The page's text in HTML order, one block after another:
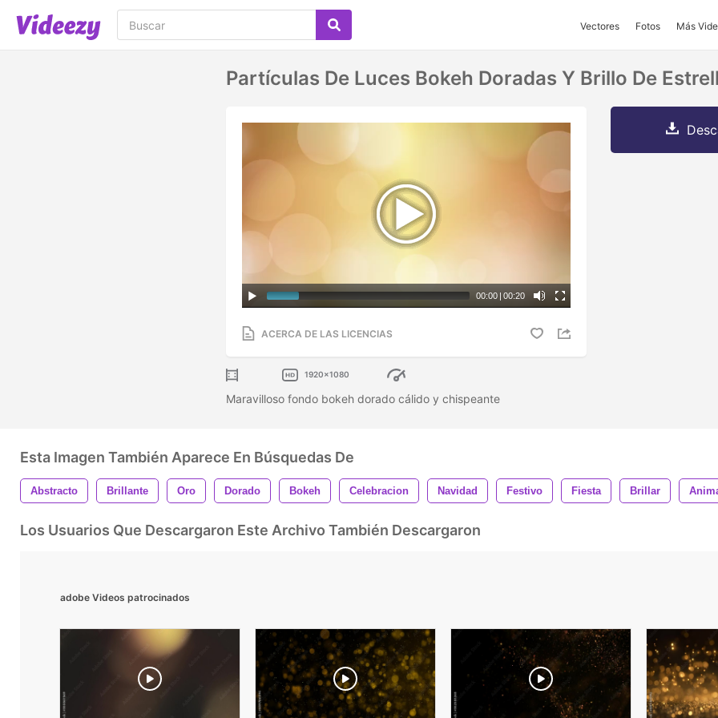
Vectores Fotos Más
Partículas De Luces Bokeh Doradas Y Brillo De
00:00 | 00:20
ACERCA DE LAS LICENCIAS
1920x1080
Maravilloso fondo bokeh dorado cálido y chispeante
Esta Imagen También Aparece En Búsquedas De
Abstracto Brillante Oro Dorado Bokeh Celebracion Navidad Festivo Fiesta Brillar
Los Usuarios Que Descargaron Este Archivo También Descargaron
adobe Videos patrocinados